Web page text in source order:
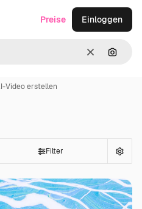
LöschenNach
Preise Einloggen
Video erstellen
Filter